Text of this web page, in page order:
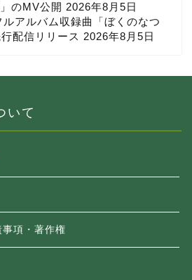
のMV公開 2026年8月5日
アルバム収録曲「ぼくのなつ
配信リリース 2026年8月5日
いて
項・著作権